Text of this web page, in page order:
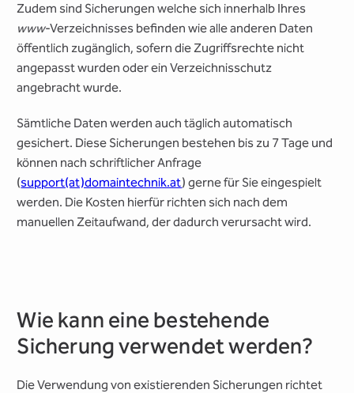
Zudem sind Sicherungen welche sich innerhalb Ihres
www-Verzeichnisses befinden wie alle anderen Daten
öffentlich zugänglich, sofern die Zugriffsrechte nicht
angepasst wurden oder ein Verzeichnisschutz
angebracht wurde.
Sämtliche Daten werden auch täglich automatisch
gesichert. Diese Sicherungen bestehen bis zu 7 Tage und
können nach schriftlicher Anfrage
(support(at)domaintechnik.at) gerne für Sie eingespielt
werden. Die Kosten hierfür richten sich nach dem
manuellen Zeitaufwand, der dadurch verursacht wird.
Wie kann eine bestehende
Sicherung verwendet werden?
Die Verwendung von existierenden Sicherungen richtet